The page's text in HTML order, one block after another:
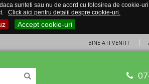
sunteti sau nu de acord cu folosirea de cookie-
Click aici pentru detalii despre cookie-uri.
Accept cookie-uri
BINE ATI VENIT!